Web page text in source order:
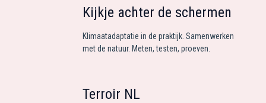
Kijkje achter de schermen
Klimaatadaptatie in de praktijk. Samenwerken
met de natuur. Meten, testen, proeven.
Terroir NL